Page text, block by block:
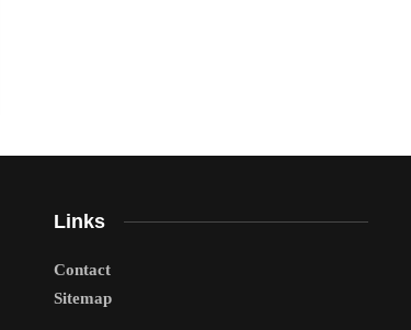
Links
Contact
Sitemap